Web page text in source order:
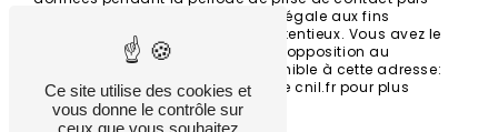
pendant la durée de prescription légale aux fins
probatoires et de gestion des contentieux. Vous avez le
droit de vous inscrire sur la liste d'opposition au
démarchage téléphonique, disponible à cette adresse:
Bloctel.gouv.fr. Consultez le site cnil.fr pour plus
d’informations sur vos droits.
Ce site utilise des cookies et
vous donne le contrôle sur
ceux que vous souhaitez